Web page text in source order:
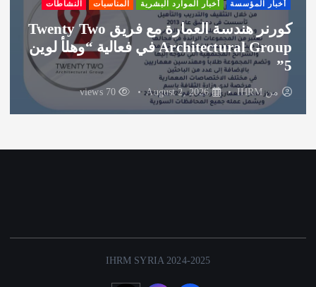
أخبار المؤسسة أخبار الموارد البشرية المناسبات النشاطات
شكر لشركة الغوطة راعي الضيافة لفعالية
وهلأ لوين
من IHRM
August 1, 2026
73 views
IHRM SYRIA 2024-2025